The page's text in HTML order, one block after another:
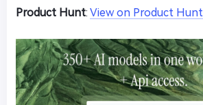
Product Hunt: View on Product Hunt